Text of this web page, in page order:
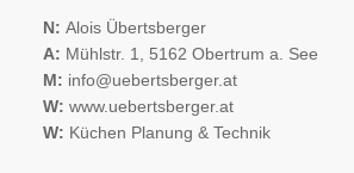
N: Alois Übertsberger
A: Mühlstr. 1, 5162 Obertrum a. See
M: info@uebertsberger.at
W: www.uebertsberger.at
W: Küchen Planung & Technik